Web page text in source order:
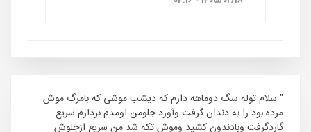
" سلام توله سگ دوماهه دارم که دیشب موشی که بامرگ موش
مرده بود را به دندان گرفت وآورد جلومن اومدم بردارم سریع
گاردگرفت وبادندون کشید وموش تکه شد من سریع ازجلوش